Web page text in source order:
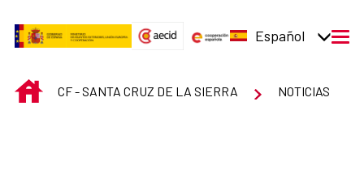
Español
INICIOCF - SANTA CRUZ DE LA SIERRA NOTICIAS